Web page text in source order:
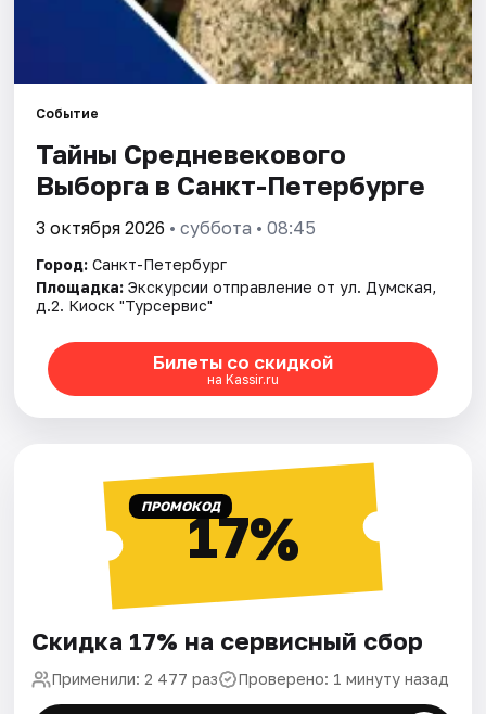
Событие
Тайны Средневекового
Выборга в Санкт-Петербурге
3 октября 2026 • суббота • 08:45
Город: Санкт-Петербург
Площадка: Экскурсии отправление от ул. Думская,
д.2. Киоск "Турсервис"
Билеты со скидкой
на Kassir.ru
ПРОМОКОД17%
Скидка 17% на сервисный сбор
Применили: 2 477 раз Проверено: 1 минуту назад